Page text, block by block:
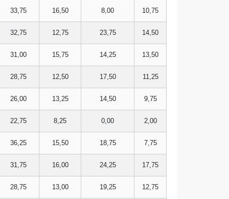
33,75 16,50 8,00 10,75
32,75 12,75 23,75 14,50
31,00 15,75 14,25 13,50
28,75 12,50 17,50 11,25
26,00 13,25 14,50 9,75
22,75 8,25 0,00 2,00
36,25 15,50 18,75 7,75
31,75 16,00 24,25 17,75
28,75 13,00 19,25 12,75